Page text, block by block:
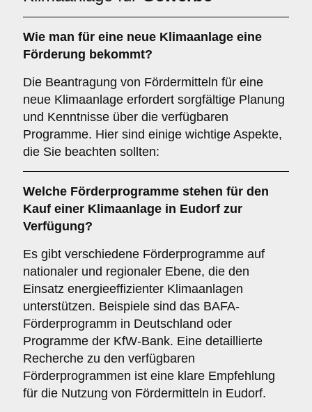
Wie man für eine neue Klimaanlage eine
Förderung bekommt?
Die Beantragung von Fördermitteln für eine
neue Klimaanlage erfordert sorgfältige Planung
und Kenntnisse über die verfügbaren
Programme. Hier sind einige wichtige Aspekte,
die Sie beachten sollten:
Welche Förderprogramme stehen für den
Kauf einer Klimaanlage in Eudorf zur
Verfügung?
Es gibt verschiedene Förderprogramme auf
nationaler und regionaler Ebene, die den
Einsatz energieeffizienter Klimaanlagen
unterstützen. Beispiele sind das BAFA-
Förderprogramm in Deutschland oder
Programme der KfW-Bank. Eine detaillierte
Recherche zu den verfügbaren
Förderprogrammen ist eine klare Empfehlung
für die Nutzung von Fördermitteln in Eudorf.